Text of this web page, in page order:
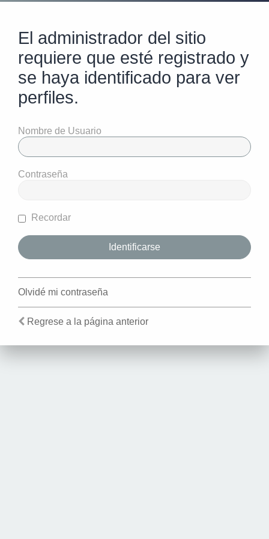
El administrador del sitio
requiere que esté registrado y
se haya identificado para ver
perfiles.
Nombre de Usuario
Contraseña
Recordar
Olvidé mi contraseña
Regrese a la página anterior